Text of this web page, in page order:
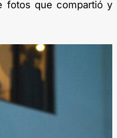
fotos que compartió y